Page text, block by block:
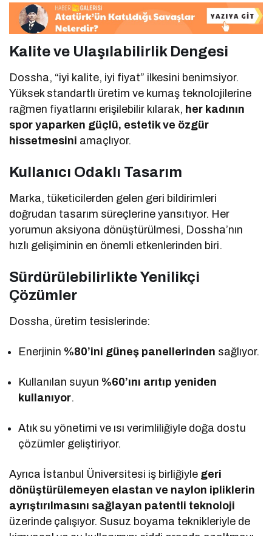
Kalite ve Ulaşılabilirlik Dengesi
Dossha, “iyi kalite, iyi fiyat” ilkesini benimsiyor.
Yüksek standartlı üretim ve kumaş teknolojilerine
rağmen fiyatlarını erişilebilir kılarak, her kadının
spor yaparken güçlü, estetik ve özgür
hissetmesini amaçlıyor.
Kullanıcı Odaklı Tasarım
Marka, tüketicilerden gelen geri bildirimleri
doğrudan tasarım süreçlerine yansıtıyor. Her
yorumun aksiyona dönüştürülmesi, Dossha’nın
hızlı gelişiminin en önemli etkenlerinden biri.
Sürdürülebilirlikte Yenilikçi
Çözümler
Dossha, üretim tesislerinde:
Enerjinin %80’ini güneş panellerinden sağlıyor.
Kullanılan suyun %60’ını arıtıp yeniden
kullanıyor.
Atık su yönetimi ve ısı verimliliğiyle doğa dostu
çözümler geliştiriyor.
Ayrıca İstanbul Üniversitesi iş birliğiyle geri
dönüştürülemeyen elastan ve naylon ipliklerin
ayrıştırılmasını sağlayan patentli teknoloji
üzerinde çalışıyor. Susuz boyama teknikleriyle de